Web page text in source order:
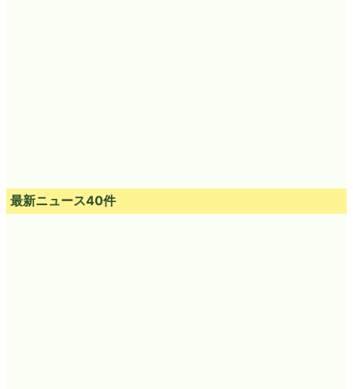
最新ニュース40件